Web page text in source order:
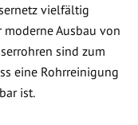
vielfältig
Ausbau von
sind zum
eine Rohrreinigung
ist.